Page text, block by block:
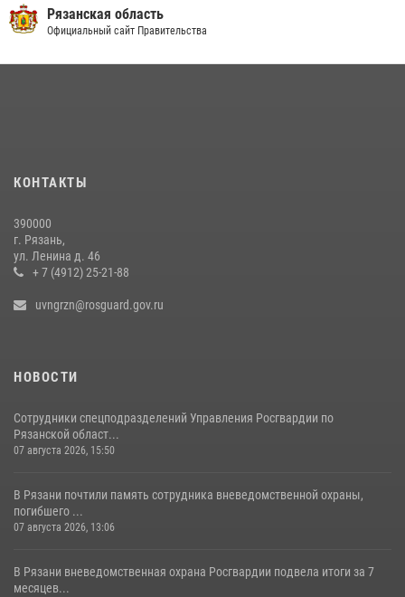
Вневедомственная охрана подвела итоги деятельности
подразделений за первое полугодие 2026 года
рассказал о службе во вневедомственной охране
Для детей рязанских росгвардейцев в историческом музее провели
экскурсию по экспозиции, посвящённой губернской эпохе
Рязанская область
Официальный сайт Правительства
КОНТАКТЫ
390000
г. Рязань,
ул. Ленина д. 46
+ 7 (4912) 25-21-88
uvngrzn@rosguard.gov.ru
НОВОСТИ
Сотрудники спецподразделений Управления Росгвардии по
Рязанской област...
07 августа 2026, 15:50
В Рязани почтили память сотрудника вневедомственной охраны,
погибшего ...
07 августа 2026, 13:06
В Рязани вневедомственная охрана Росгвардии подвела итоги за 7
месяцев...